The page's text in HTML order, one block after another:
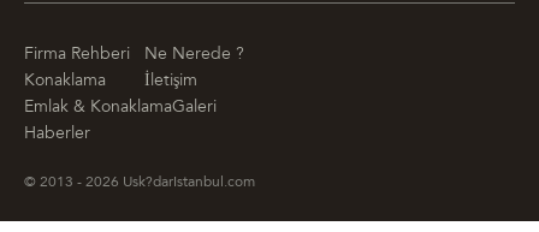
Firma Rehberi
Ne Nerede ?
Konaklama
İletişim
Emlak & KonaklamaGaleri
Haberler
© 2013 - 2026 Usk?darIstanbul.com